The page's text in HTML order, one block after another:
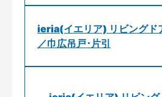
ieria(イエリア) リビングド
／巾広吊戸･片引